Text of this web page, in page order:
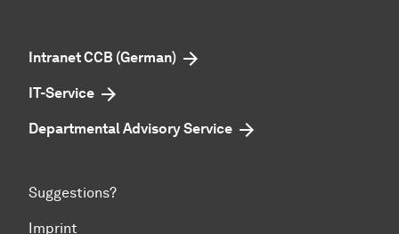
Intranet CCB (German)
IT-Service
Departmental Advisory Service
Suggestions?
Imprint